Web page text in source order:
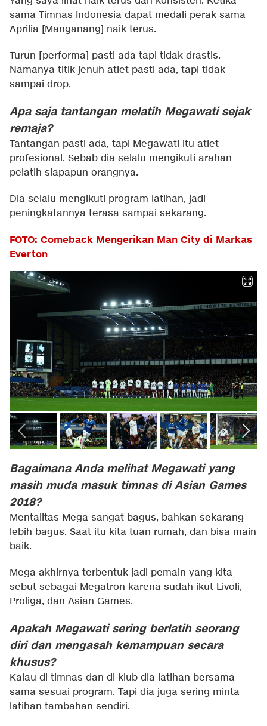
sama Timnas Indonesia dapat medali perak sama
Aprilia [Manganang] naik terus.
Turun [performa] pasti ada tapi tidak drastis.
Namanya titik jenuh atlet pasti ada, tapi tidak
sampai drop.
Apa saja tantangan melatih Megawati sejak
remaja?
Tantangan pasti ada, tapi Megawati itu atlet
profesional. Sebab dia selalu mengikuti arahan
pelatih siapapun orangnya.
Dia selalu mengikuti program latihan, jadi
peningkatannya terasa sampai sekarang.
FOTO: Comeback Mengerikan Man City di Markas
Everton
Bagaimana Anda melihat Megawati yang
masih muda masuk timnas di Asian Games
2018?
Mentalitas Mega sangat bagus, bahkan sekarang
lebih bagus. Saat itu kita tuan rumah, dan bisa main
baik.
Mega akhirnya terbentuk jadi pemain yang kita
sebut sebagai Megatron karena sudah ikut Livoli,
Proliga, dan Asian Games.
Apakah Megawati sering berlatih seorang
diri dan mengasah kemampuan secara
khusus?
Kalau di timnas dan di klub dia latihan bersama-
sama sesuai program. Tapi dia juga sering minta
latihan tambahan sendiri.